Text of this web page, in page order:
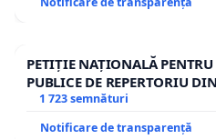
PETIȚIE NAȚIONALĂ PENTRU
PUBLICE DE REPERTORIU
1 723 semnături
Notificare de transparență